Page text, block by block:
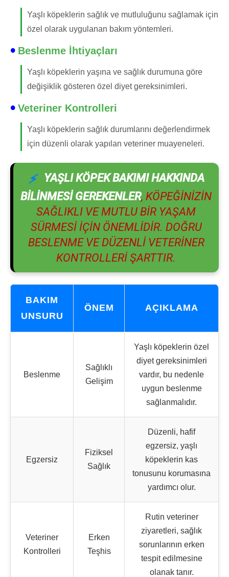
Yaşlı köpeklerin sağlık ve mutluluğunu sağlamak için
özel olarak uygulanan bakım yöntemleri.
Beslenme İhtiyaçları
Yaşlı köpeklerin yaşına ve sağlık durumuna göre
değişiklik gösteren özel diyet gereksinimleri.
Veteriner Kontrolleri
Yaşlı köpeklerin sağlık durumlarını değerlendirmek
için düzenli olarak yapılan veteriner muayeneleri.
YAŞLI KÖPEK BAKIMI HAKKINDA
BILINMESI GEREKENLER, KÖPEĞINIZIN
SAĞLIKLI VE MUTLU BIR YAŞAM
SÜRMESI IÇIN ÖNEMLIDIR. DOĞRU
BESLENME VE DÜZENLI VETERINER
KONTROLLERI ŞARTTIR.
BAKIM
UNSURU
ÖNEM AÇIKLAMA
Beslenme
Sağlıklı
Gelişim
Yaşlı köpeklerin özel
diyet gereksinimleri
vardır, bu nedenle
uygun beslenme
sağlanmalıdır.
Egzersiz
Fiziksel
Sağlık
Düzenli, hafif
egzersiz, yaşlı
köpeklerin kas
tonusunu korumasına
yardımcı olur.
Veteriner
Kontrolleri
Erken
Teşhis
Rutin veteriner
ziyaretleri, sağlık
sorunlarının erken
tespit edilmesine
olanak tanır.